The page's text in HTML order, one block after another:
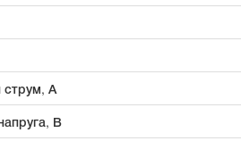
струм, А
В